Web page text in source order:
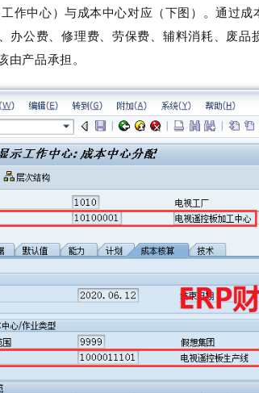
作中心）与成本中心对应（下图）。通过
办公费、修理费、劳保费、辅料消耗、废
由产品承担。